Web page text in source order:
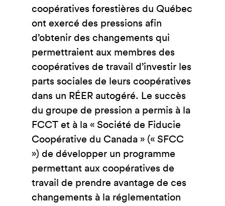
coopératives forestières du Québec
ont exercé des pressions afin
d’obtenir des changements qui
permettraient aux membres des
coopératives de travail d’investir les
parts sociales de leurs coopératives
dans un RÉER autogéré. Le succès
du groupe de pression a permis à la
FCCT et à la « Société de Fiducie
Coopérative du Canada » (« SFCC
») de développer un programme
permettant aux coopératives de
travail de prendre avantage de ces
changements à la réglementation